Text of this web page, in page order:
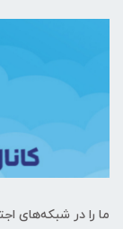
ما را در شبکه‌های